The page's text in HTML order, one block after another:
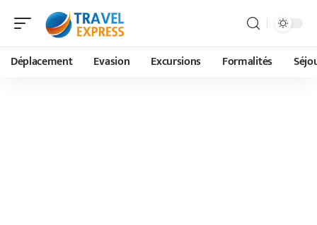
Déplacement Evasion Excursions Formalités